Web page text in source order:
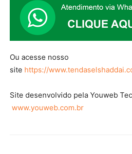
Ou acesse nosso
site https://
Site desenvolvido pela Youweb
www.youweb.com.br